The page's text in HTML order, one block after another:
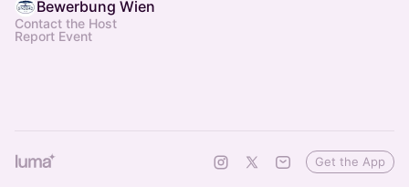
Bewerbung Wien
Contact the Host
Report Event
Get the App